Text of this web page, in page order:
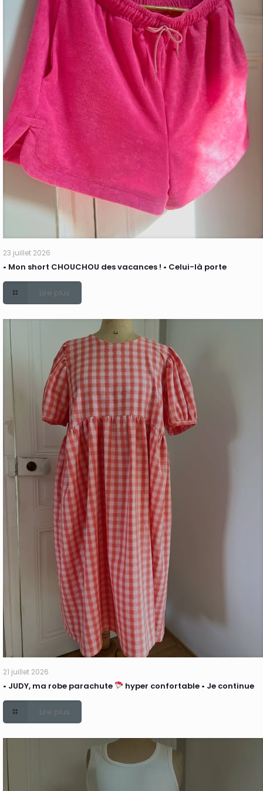
23 juillet 2026
• Mon short CHOUCHOU des vacances ! • Celui-là porte
Lire plus
21 juillet 2026
• JUDY, ma robe parachute hyper confortable • Je continue
Lire plus